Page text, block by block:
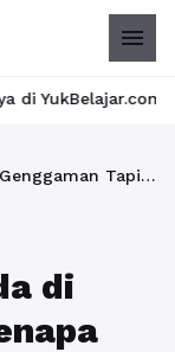
menu
Mulai
Al-Qur’an Online Ada di Genggaman Tapi Kenapa Kita Lebih Pilih Scroll Daripada Baca
di